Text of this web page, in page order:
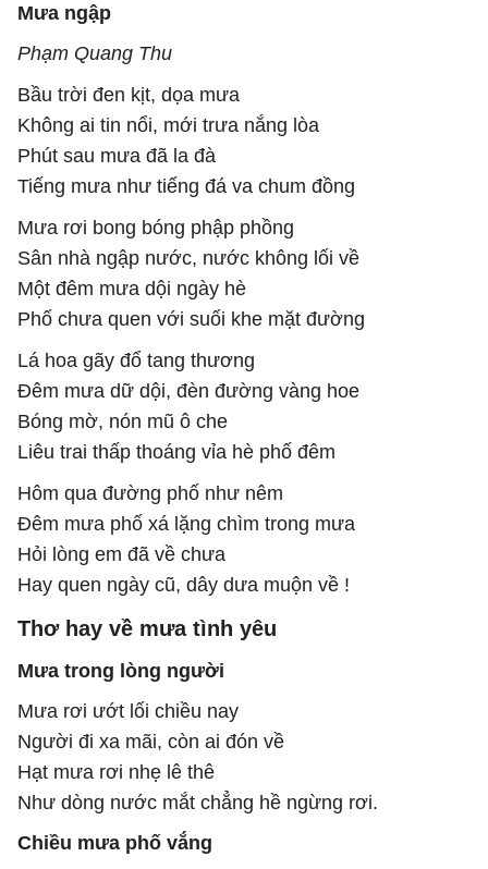
Mưa ngập
Phạm Quang Thu
Bầu trời đen kịt, dọa mưa
Không ai tin nổi, mới trưa nắng lòa
Phút sau mưa đã la đà
Tiếng mưa như tiếng đá va chum đồng
Mưa rơi bong bóng phập phồng
Sân nhà ngập nước, nước không lối về
Một đêm mưa dội ngày hè
Phố chưa quen với suối khe mặt đường
Lá hoa gãy đổ tang thương
Đêm mưa dữ dội, đèn đường vàng hoe
Bóng mờ, nón mũ ô che
Liêu trai thấp thoáng vỉa hè phố đêm
Hôm qua đường phố như nêm
Đêm mưa phố xá lặng chìm trong mưa
Hỏi lòng em đã về chưa
Hay quen ngày cũ, dây dưa muộn về !
Thơ hay về mưa tình yêu
Mưa trong lòng người
Mưa rơi ướt lối chiều nay
Người đi xa mãi, còn ai đón về
Hạt mưa rơi nhẹ lê thê
Như dòng nước mắt chẳng hề ngừng rơi.
Chiều mưa phố vắng